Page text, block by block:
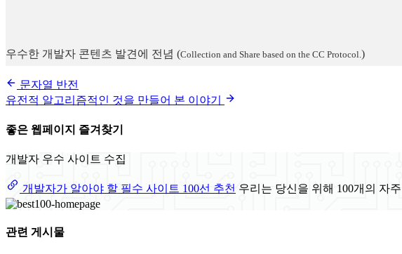
우수한 개발자 콘텐츠 발견에 전념 (Collection and Share based on the CC Protocol. )
문자열 반전
유전적 알고리즘적인 것을 만들어 본 이야기
좋은 웹페이지 즐겨찾기
개발자 우수 사이트 수집
개발자가 알아야 할 필수 사이트 100선 추천 우리는 당신을 위해 100개의 자
관련 게시물